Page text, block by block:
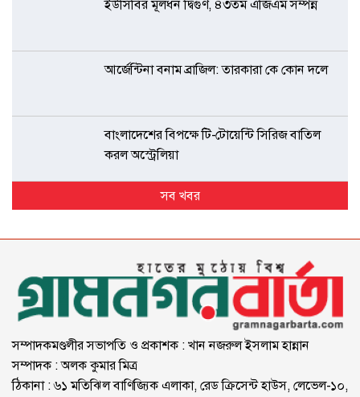
ইউসিবির মূলধন দ্বিগুণ, ৪৩তম এজিএম সম্পন্ন
আর্জেন্টিনা বনাম ব্রাজিল: তারকারা কে কোন দলে
বাংলাদেশের বিপক্ষে টি-টোয়েন্টি সিরিজ বাতিল
করল অস্ট্রেলিয়া
সব খবর
সম্পাদকমণ্ডলীর সভাপতি ও প্রকাশক : খান নজরুল ইসলাম হান্নান
সম্পাদক : অলক কুমার মিত্র
ঠিকানা : ৬১ মতিঝিল বাণিজ্যিক এলাকা, রেড ক্রিসেন্ট হাউস, লেভেল-১০,